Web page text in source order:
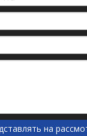
фильтр имеет
высокий
скелетна